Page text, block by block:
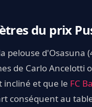
du prix
pelouse d'Osasuna
de Carlo
incliné et que le FC
conséquent au